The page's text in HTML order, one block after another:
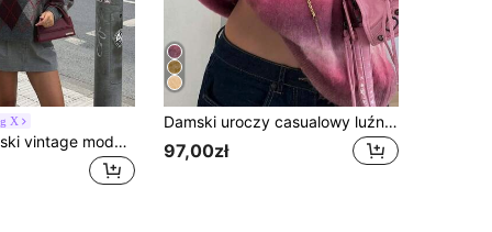
X
Sookaug damski vintage modny szykowny sweter dzianinowy w romby, luźny krój, uniwersalny, oversize, wyszczuplający, pullover, długi rękaw, okrągły dekolt, prążkowana dzianina, odpowiedni na jesień/zimę
Damski uroczy casualowy luźny dzianinowy sweter pullover z długim rękawem, kolorowy wzór kostek do gry w stylu Y2K, różowy, wakacyjny
97,00zł